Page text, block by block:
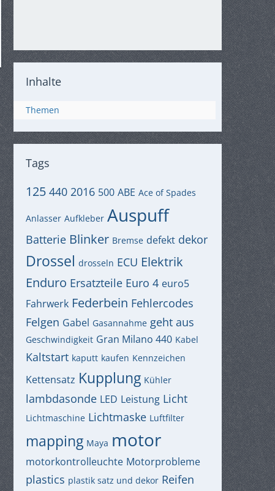
Inhalte
Themen
Tags
125 440 2016 500 ABE Ace of Spades
Anlasser Aufkleber Auspuff
Batterie Blinker Bremse defekt dekor
Drossel drosseln ECU Elektrik
Enduro Ersatzteile Euro 4 euro5
Fahrwerk Federbein Fehlercodes
Felgen Gabel Gasannahme geht aus
Geschwindigkeit Gran Milano 440 Kabel
Kaltstart kaputt kaufen Kennzeichen
Kettensatz Kupplung Kühler
lambdasonde LED Leistung Licht
Lichtmaschine Lichtmaske Luftfilter
mapping Maya motor
motorkontrolleuchte Motorprobleme
plastics plastik satz und dekor Reifen